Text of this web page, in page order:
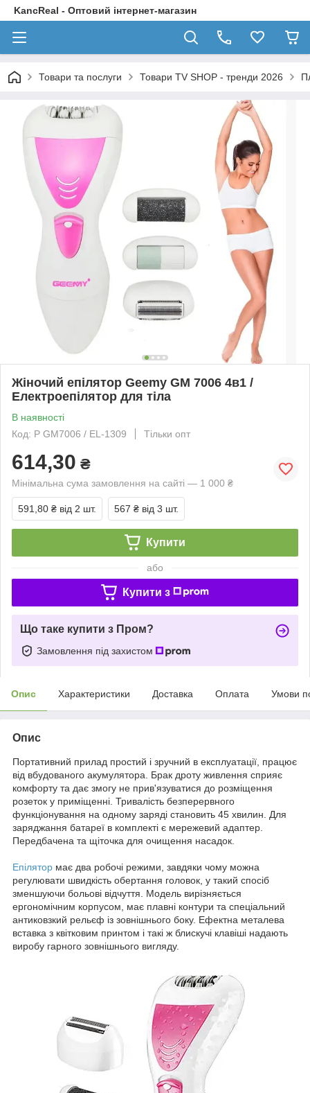
KancReal - Оптовий інтернет-магазин
Товари та послуги Товари TV SHOP - тренди 2026
Жіночий епілятор Geemy GM 7006 4в1 /
Електроепілятор для тіла
В наявності
Код: Р GM7006 / EL-1309
Тільки опт
614,30 ₴
Мінімальна сума замовлення на сайті — 1 000 ₴
591,80 ₴ від 2 шт. 567 ₴ від 3 шт.
Купити
або
Купити з
Що таке купити з Пром?
Замовлення під захистом
Опис Характеристики Доставка Оплата Умови
Опис
Портативний прилад простий і зручний в експлуатації, працює
від вбудованого акумулятора. Брак дроту живлення сприяє
комфорту та дає змогу не прив'язуватися до розміщення
розеток у приміщенні. Тривалість безперервного
функціонування на одному заряді становить 45 хвилин. Для
заряджання батареї в комплекті є мережевий адаптер.
Передбачена та щіточка для очищення насадок.
Епілятор має два робочі режими, завдяки чому можна
регулювати швидкість обертання головок, у такий спосіб
зменшуючи больові відчуття. Модель вирізняється
ергономічним корпусом, має плавні контури та спеціальний
антиковзкий рельєф із зовнішнього боку. Ефектна металева
вставка з квітковим принтом і такі ж блискучі клавіші надають
виробу гарного зовнішнього вигляду.